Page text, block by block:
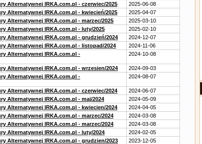
Alternatywnej IRKA.com.pl - czerwiec/2025
2025-06-08
Alternatywnej IRKA.com.pl - kwiecień/2025
2025-04-07
Alternatywnej IRKA.com.pl - marzec/2025
2025-03-10
Alternatywnej IRKA.com.pl - luty/2025
2025-02-10
Alternatywnej IRKA.com.pl - grudzień/2024
2024-12-07
Alternatywnej IRKA.com.pl - listopad/2024
2024-11-06
Alternatywnej IRKA.com.pl -
2024-10-08
Alternatywnej IRKA.com.pl - wrzesien/2024
2024-09-03
Alternatywnej IRKA.com.pl -
2024-08-07
Alternatywnej IRKA.com.pl - czerwiec/2024
2024-06-07
Alternatywnej IRKA.com.pl - maj/2024
2024-05-09
Alternatywnej IRKA.com.pl - kwiecien/2024
2024-04-05
Alternatywnej IRKA.com.pl - marzec/2024
2024-03-08
Alternatywnej IRKA.com.pl - marzec/2024
2024-03-08
Alternatywnej IRKA.com.pl - luty/2024
2024-02-05
Alternatywnej IRKA.com.pl - grudzien/2023
2023-12-05